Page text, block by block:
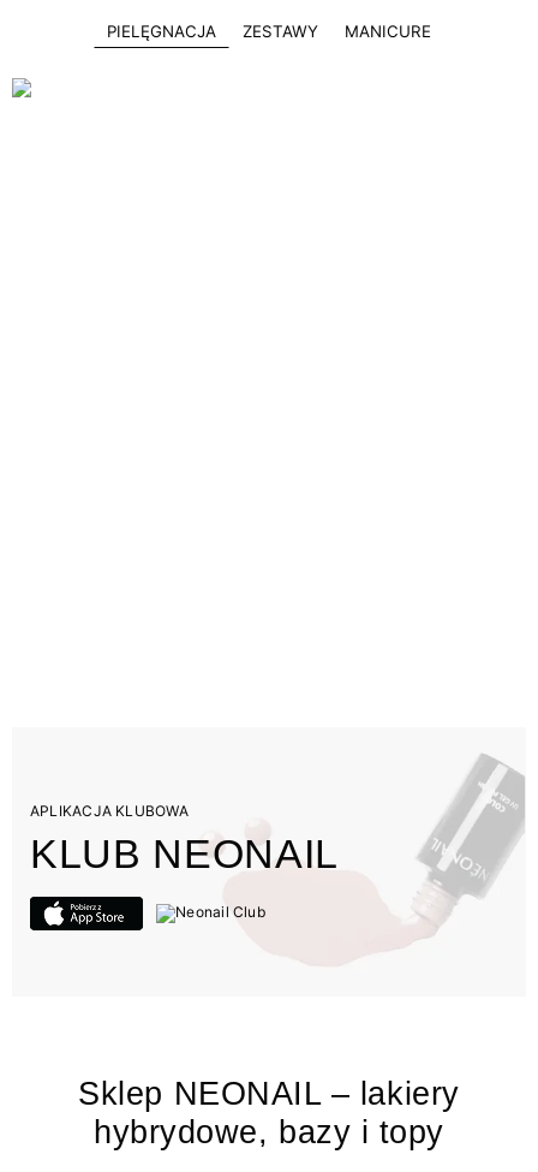
PIELĘGNACJA ZESTAWY MANICURE
APLIKACJA KLUBOWA
KLUB NEONAIL
Sklep NEONAIL – lakiery
hybrydowe, bazy i topy